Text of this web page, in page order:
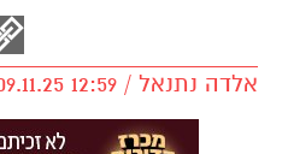
אלדה נתנאל / 12:59 09.11.25